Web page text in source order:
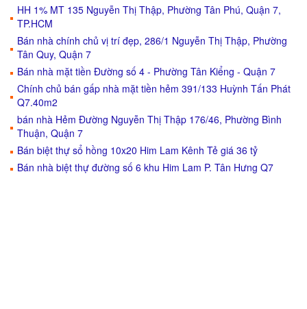
HH 1% MT 135 Nguyễn Thị Thập, Phường Tân Phú, Quận 7,
TP.HCM
Bán nhà chính chủ vị trí đẹp, 286/1 Nguyễn Thị Thập, Phường
Tân Quy, Quận 7
Bán nhà mặt tiền Đường số 4 - Phường Tân Kiểng - Quận 7
Chính chủ bán gấp nhà mặt tiền hẻm 391/133 Huỳnh Tấn Phát
Q7.40m2
bán nhà Hẻm Đường Nguyễn Thị Thập 176/46, Phường Bình
Thuận, Quận 7
Bán biệt thự sổ hồng 10x20 Him Lam Kênh Tẻ giá 36 tỷ
Bán nhà biệt thự đường số 6 khu Him Lam P. Tân Hưng Q7